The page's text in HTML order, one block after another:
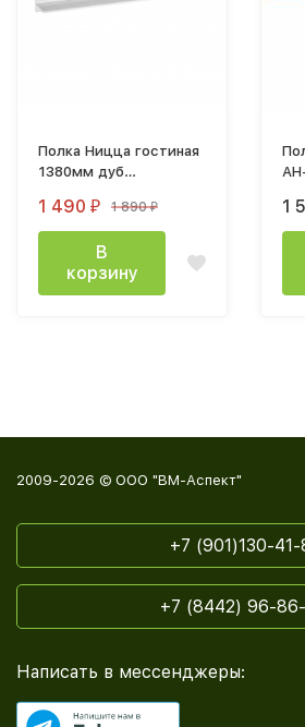
Полка Ницца гостиная
1380мм дуб
1 490 ₽ 1 890₽
В
корзину
1
2009-2026 © ООО "ВМ-Аспект"
+7 (901)130-41-
+7 (8442) 96-
Написать в мессенджеры: